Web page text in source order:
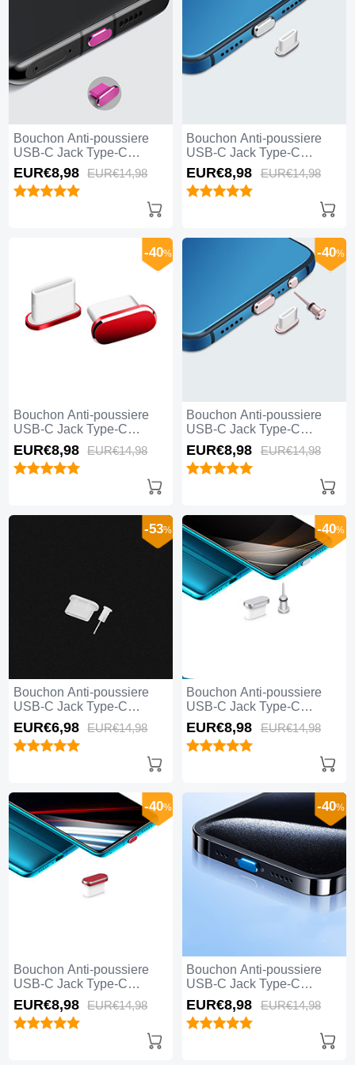
Bouchon Anti-poussiere
USB-C Jack Type-C
Universel H08 pour Apple
iPhone 15 Plus Rose
Rouge
EUR€8,98 EUR€14,98
Bouchon Anti-poussiere
USB-C Jack Type-C
Universel H07 pour Apple
iPhone 15 Plus Argent
EUR€8,98 EUR€14,98
Bouchon Anti-poussiere
USB-C Jack Type-C
Universel H06 pour Apple
iPhone 15 Plus Rouge
-40%
EUR€8,98 EUR€14,98
Bouchon Anti-poussiere
USB-C Jack Type-C
Universel H05 pour Apple
iPhone 15 Plus Or Rose
-40%
EUR€8,98 EUR€14,98
Bouchon Anti-poussiere
USB-C Jack Type-C
Universel H04 pour Apple
iPhone 15 Plus Blanc
-53%
EUR€6,98 EUR€14,98
Bouchon Anti-poussiere
USB-C Jack Type-C
Universel H03 pour Apple
iPhone 15 Plus Argent
-40%
EUR€8,98 EUR€14,98
Bouchon Anti-poussiere
USB-C Jack Type-C
Universel H02 pour Apple
iPhone 15 Plus Rouge
-40%
EUR€8,98 EUR€14,98
Bouchon Anti-poussiere
USB-C Jack Type-C
Universel H01 pour Apple
iPhone 15 Plus Bleu
-40%
EUR€8,98 EUR€14,98